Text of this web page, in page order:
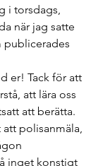
i torsdags,
när jag satte
publicerades
er! Tack för att
att lära oss
att berätta.
polisanmäla,
inget konstigt